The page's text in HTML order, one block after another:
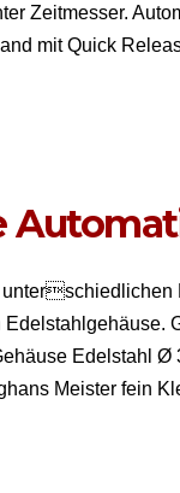
Zeitmess­er.
mit Quick
Edel­stahl
Meis­ter fein